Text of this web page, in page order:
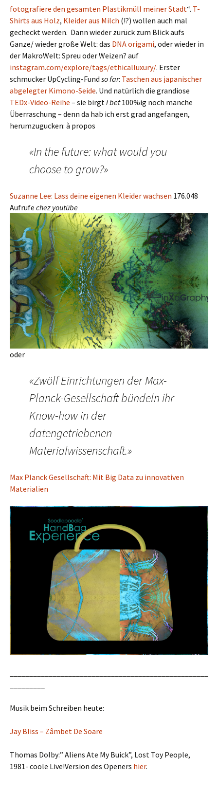
fotografiere den gesamten Plastikmüll meiner Stadt“. T-
Shirts aus Holz, Kleider aus Milch (!?) wollen auch mal
gecheckt werden. Dann wieder zurück zum Blick aufs
Ganze/ wieder große Welt: das DNA origami, oder wieder in
der MakroWelt: Spreu oder Weizen? auf
instagram.com/explore/tags/ethicalluxury/. Erster
schmucker UpCycling-Fund so far: Taschen aus japanischer
abgelegter Kimono-Seide. Und natürlich die grandiose
TEDx-Video-Reihe – sie birgti bet100%ig noch manche
Überraschung – denn da hab ich erst grad angefangen,
herumzugucken: à propos
«In the future: what would you
choose to grow?»
Suzanne Lee: Lass deine eigenen Kleider wachsen 176.048
Aufrufe chez youtübe
oder
«Zwölf Einrichtungen der Max-
Planck-Gesellschaft bündeln ihr
Know-how in der
datengetriebenen
Materialwissenschaft.»
Max Planck Gesellschaft: Mit Big Data zu innovativen
Materialien
Musik beim Schreiben heute:
Jay Bliss – Zâmbet De Soare
Thomas Dolby:” Aliens Ate My Buick”, Lost Toy People,
1981- coole Live!Version des Openers hier.